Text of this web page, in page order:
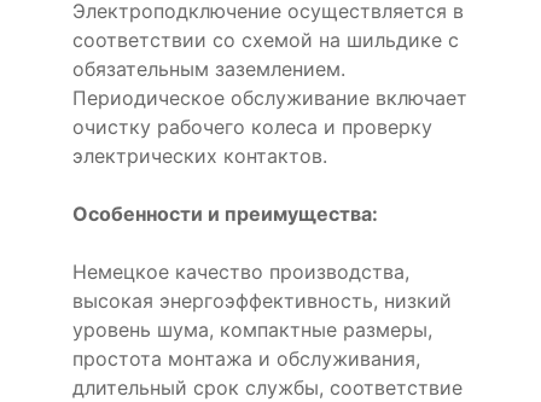
Электроподключение осуществляется в
соответствии со схемой на шильдике с
обязательным заземлением.
Периодическое обслуживание включает
очистку рабочего колеса и проверку
электрических контактов.
Особенности и преимущества:
Немецкое качество производства,
высокая энергоэффективность, низкий
уровень шума, компактные размеры,
простота монтажа и обслуживания,
длительный срок службы, соответствие